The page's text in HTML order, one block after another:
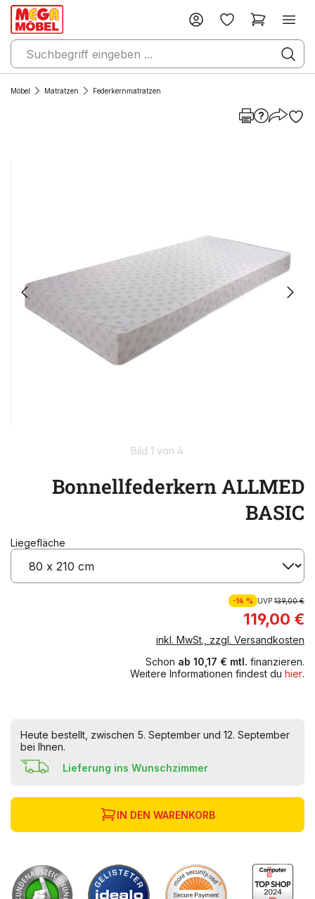
Möbel Matratzen Federkernmatratzen
Bild 1 von 4
Bonnellfederkern ALLMED
BASIC
Liegefläche
-14 % UVP139,00 €
119,00 €
inkl. MwSt., zzgl. Versandkosten
Schon ab 10,17 € mtl. finanzieren.
Weitere Informationen findest du hier.
Heute bestellt, zwischen 5. September und 12. September
bei Ihnen.
Lieferung ins Wunschzimmer
IN DEN WARENKORB